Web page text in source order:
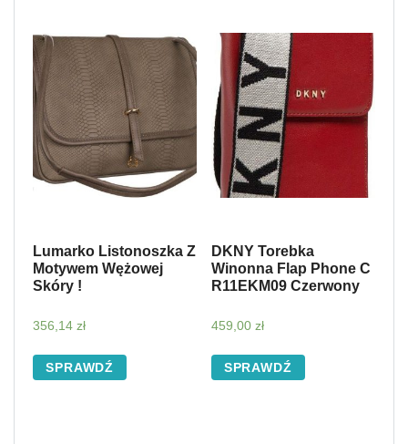
Lumarko Listonoszka Z
Motywem Wężowej
Skóry !
356,14 zł
SPRAWDŹ
DKNY Torebka
Winonna Flap Phone C
R11EKM09 Czerwony
459,00 zł
SPRAWDŹ